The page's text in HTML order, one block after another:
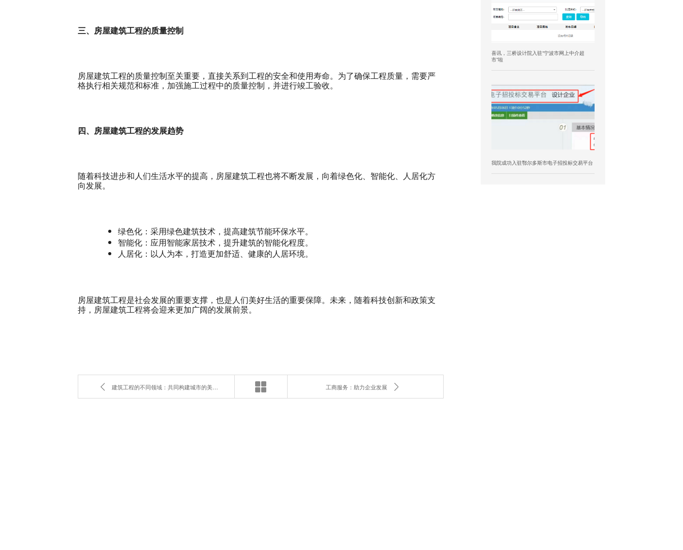
三、房屋建筑工程的质量控制
房屋建筑工程的质量控制至关重要，直接关系到工程的安全和使用寿命。为了确保工程质量，需要严
格执行相关规范和标准，加强施工过程中的质量控制，并进行竣工验收。
四、房屋建筑工程的发展趋势
随着科技进步和人们生活水平的提高，房屋建筑工程也将不断发展，向着绿色化、智能化、人居化方
向发展。
绿色化：采用绿色建筑技术，提高建筑节能环保水平。
智能化：应用智能家居技术，提升建筑的智能化程度。
人居化：以人为本，打造更加舒适、健康的人居环境。
房屋建筑工程是社会发展的重要支撑，也是人们美好生活的重要保障。未来，随着科技创新和政策支
持，房屋建筑工程将会迎来更加广阔的发展前景。
建筑工程的不同领域：共同构建城市的美好家园 工商服务：助力企业发展
喜讯，三桥设计院入驻“宁波市网上中介超
市”啦
我院成功入驻鄂尔多斯市电子招投标交易平台